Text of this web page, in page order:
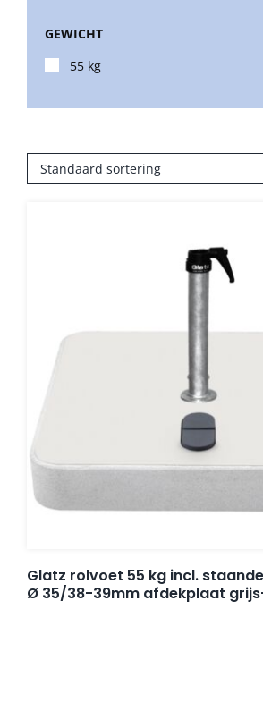
Muurparasols
Snel leverbaar
Beschermhoezen
Glatz Vita Collectie
Glatz stofstalen collectie
GEWICHT
55 kg
Glatz rolvoet 55 kg incl.
Ø 35/38-39mm afdekplaat